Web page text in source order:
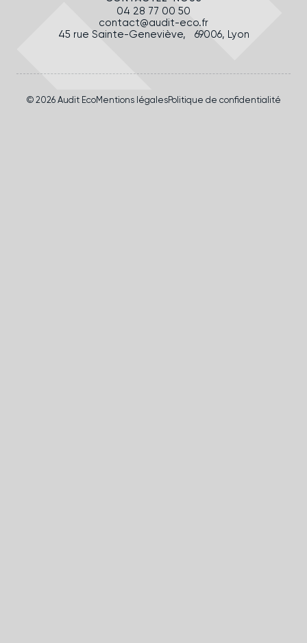
04 28 77 00 50
contact@audit-eco.fr
45 rue Sainte-Geneviève, 69006, Lyon
© 2026 Audit EcoMentions légalesPolitique de confidentialité